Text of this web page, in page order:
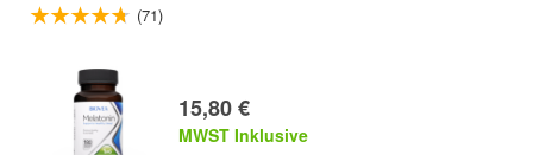
(71)
15,80 €
MWST Inklusive